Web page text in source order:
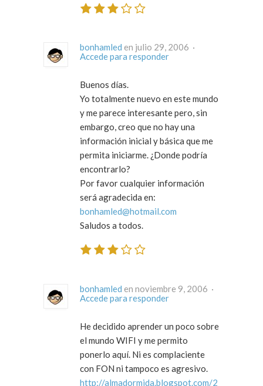
bonhamled
en julio 29, 2006 ·
Accede para responder
Buenos días.
Yo totalmente nuevo en este mundo
y me parece interesante pero, sin
embargo, creo que no hay una
información inicial y básica que me
permita iniciarme. ¿Donde podría
encontrarlo?
Por favor cualquier información
será agradecida en:
bonhamled@hotmail.com
Saludos a todos.
bonhamled
en noviembre 9, 2006 ·
Accede para responder
He decidido aprender un poco sobre
el mundo WIFI y me permito
ponerlo aquí. Ni es complaciente
con FON ni tampoco es agresivo.
http://almadormida.blogspot.com/2